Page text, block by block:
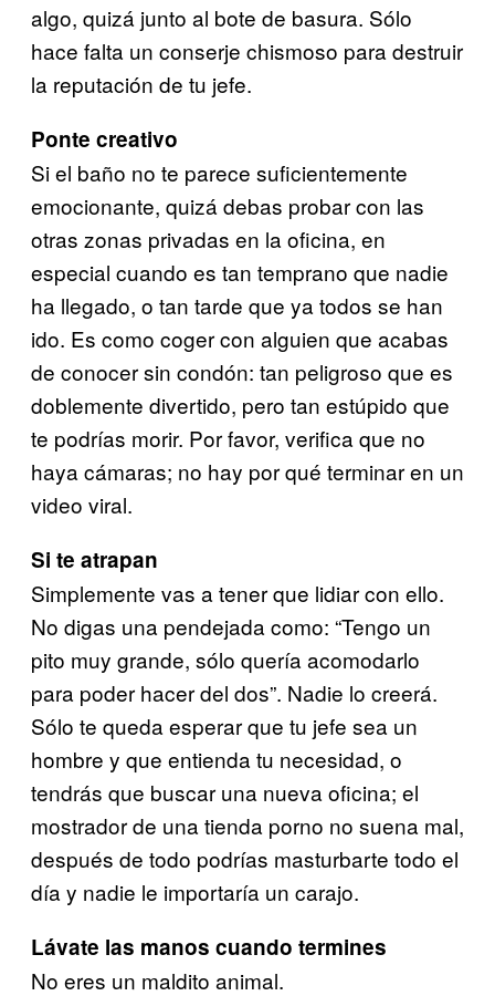
algo, quizá junto al bote de basura. Sólo
hace falta un conserje chismoso para destruir
la reputación de tu jefe.
Ponte creativo
Si el baño no te parece suficientemente
emocionante, quizá debas probar con las
otras zonas privadas en la oficina, en
especial cuando es tan temprano que nadie
ha llegado, o tan tarde que ya todos se han
ido. Es como coger con alguien que acabas
de conocer sin condón: tan peligroso que es
doblemente divertido, pero tan estúpido que
te podrías morir. Por favor, verifica que no
haya cámaras; no hay por qué terminar en un
video viral.
Si te atrapan
Simplemente vas a tener que lidiar con ello.
No digas una pendejada como: “Tengo un
pito muy grande, sólo quería acomodarlo
para poder hacer del dos”. Nadie lo creerá.
Sólo te queda esperar que tu jefe sea un
hombre y que entienda tu necesidad, o
tendrás que buscar una nueva oficina; el
mostrador de una tienda porno no suena mal,
después de todo podrías masturbarte todo el
día y nadie le importaría un carajo.
Lávate las manos cuando termines
No eres un maldito animal.